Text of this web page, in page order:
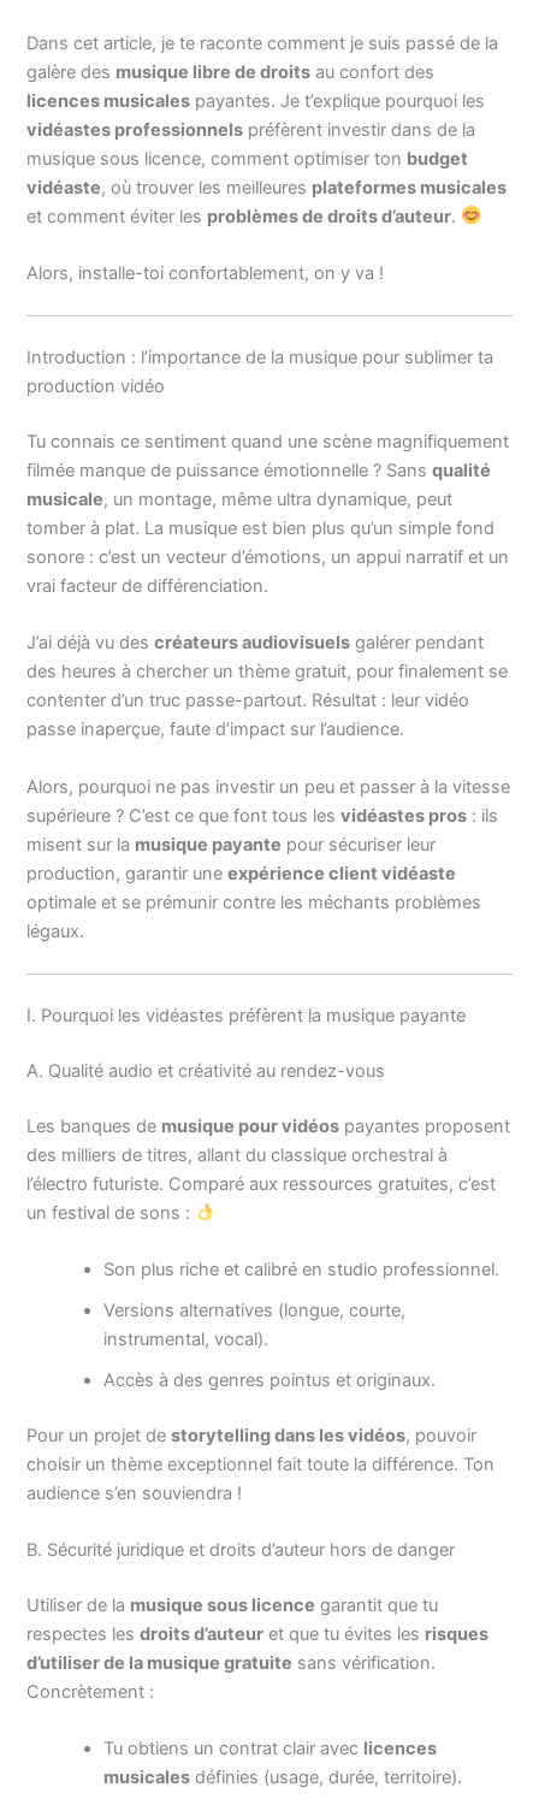
Dans cet article, je te raconte comment je suis passé de la
galère des musique libre de droits au confort des
licences musicales payantes. Je t’explique pourquoi les
vidéastes professionnels préfèrent investir dans de la
musique sous licence, comment optimiser ton budget
vidéaste, où trouver les meilleures plateformes musicales
et comment éviter les problèmes de droits d’auteur.
Alors, installe-toi confortablement, on y va !
Introduction : l’importance de la musique pour sublimer ta
production vidéo
Tu connais ce sentiment quand une scène magnifiquement
filmée manque de puissance émotionnelle ? Sansqualité
musicale, un montage, même ultra dynamique, peut
tomber à plat. La musique est bien plus qu’un simple fond
sonore : c’est un vecteur d’émotions, un appui narratif et un
vrai facteur de différenciation.
J’ai déjà vu descréateurs audiovisuels galérer pendant
des heures à chercher un thème gratuit, pour finalement se
contenter d’un truc passe-partout. Résultat : leur vidéo
passe inaperçue, faute d’impact sur l’audience.
Alors, pourquoi ne pas investir un peu et passer à la vitesse
supérieure ? C’est ce que font tous lesvidéastes pros : ils
misent sur la musique payante pour sécuriser leur
production, garantir uneexpérience client vidéaste
optimale et se prémunir contre les méchants problèmes
légaux.
I. Pourquoi les vidéastes préfèrent la musique payante
A. Qualité audio et créativité au rendez-vous
Les banques de musique pour vidéos payantes proposent
des milliers de titres, allant du classique orchestral à
l’électro futuriste. Comparé aux ressources gratuites, c’est
un festival de sons :
Son plus riche et calibré en studio professionnel.
Versions alternatives (longue, courte,
instrumental, vocal).
Accès à des genres pointus et originaux.
Pour un projet destorytelling dans les vidéos, pouvoir
choisir un thème exceptionnel fait toute la différence. Ton
audience s’en souviendra !
B. Sécurité juridique et droits d’auteur hors de danger
Utiliser de la musique sous licence garantit que tu
respectes lesdroits d’auteur et que tu évites les risques
d’utiliser de la musique gratuite sans vérification.
Concrètement :
Tu obtiens un contrat clair avec licences
musicales définies (usage, durée, territoire).